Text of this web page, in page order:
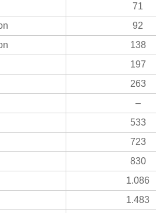
71
92
138
197
263
–
533
723
830
1.086
1.483